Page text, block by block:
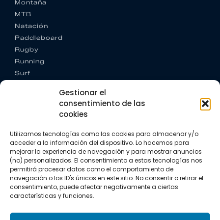
Gestionar el
consentimiento de las
cookies
Utilizamos tecnologías como las cookies para almacenar y/o
acceder a la información del dispositivo. Lo hacemos para
mejorar la experiencia de navegación y para mostrar anuncios
(no) personalizados. El consentimiento a estas tecnologías nos
permitirá procesar datos como el comportamiento de
navegación o los ID's únicos en este sitio. No consentir o retirar el
consentimiento, puede afectar negativamente a ciertas
características y funciones.
Montaña
MTB
Natación
Paddleboard
Rugby
Running
Surf
CONTACTO
+34 662 342 177
info@vkssport.com
SÍGUENOS